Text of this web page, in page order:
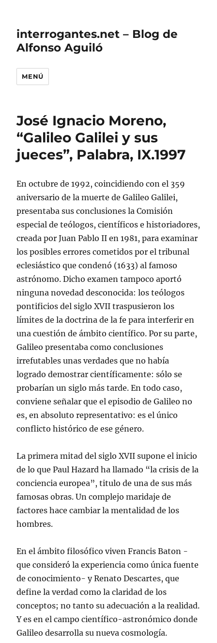
interrogantes.net – Blog de
Alfonso Aguiló
MENÚ
José Ignacio Moreno,
“Galileo Galilei y sus
jueces”, Palabra, IX.1997
En octubre de 1992, coincidiendo con el 359
aniversario de la muerte de Galileo Galilei,
presentaba sus conclusiones la Comisión
especial de teólogos, científicos e historiadores,
creada por Juan Pablo II en 1981, para examinar
los posibles errores cometidos por el tribunal
eclesiástico que condenó (1633) al famoso
astrónomo. Dicho examen tampoco aportó
ninguna novedad desconocida: los teólogos
pontificios del siglo XVII traspusieron los
límites de la doctrina de la fe para interferir en
una cuestión de ámbito científico. Por su parte,
Galileo presentaba como conclusiones
irrefutables unas verdades que no había
logrado demostrar científicamente: sólo se
probarían un siglo más tarde. En todo caso,
conviene señalar que el episodio de Galileo no
es, en absoluto representativo: es el único
conflicto histórico de ese género.
La primera mitad del siglo XVII supone el inicio
de lo que Paul Hazard ha llamado “la crisis de la
conciencia europea”, titulo de una de sus más
famosas obras. Un complejo maridaje de
factores hace cambiar la mentalidad de los
hombres.
En el ámbito filosófico viven Francis Baton -
que consideró la experiencia como única fuente
de conocimiento- y Renato Descartes, que
define la verdad como la claridad de los
conceptos; no tanto su adecuación a la realidad.
Y es en el campo científico-astronómico donde
Galileo desarrolla su nueva cosmología.